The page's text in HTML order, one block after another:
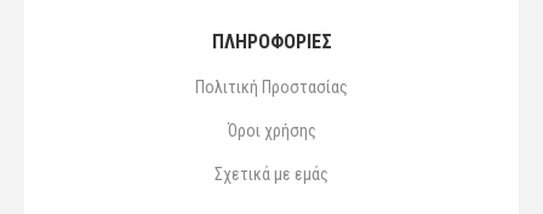
ΠΛΗΡΟΦΟΡΙΕΣ
Πολιτική Προστασίας
Όροι χρήσης
Σχετικά με εμάς